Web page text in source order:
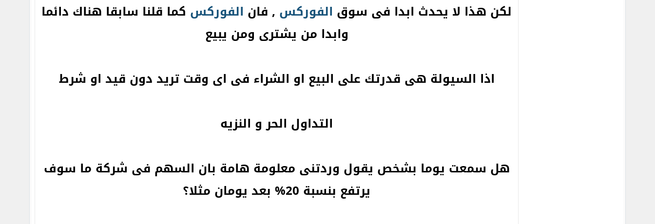
لكن هذا لا يحدث ابدا فى سوق الفوركس , فان الفوركس كما قلنا سابقا هناك دائما
وابدا من يشترى ومن يبيع
اذا السيولة هى قدرتك على البيع او الشراء فى اى وقت تريد دون قيد او شرط
التداول الحر و النزيه
هل سمعت يوما بشخص يقول وردتنى معلومة هامة بان السهم فى شركة ما سوف
يرتفع بنسبة 20% بعد يومان مثلا؟